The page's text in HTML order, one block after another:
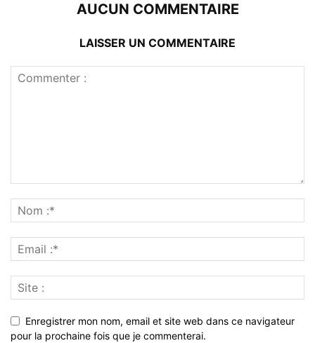
AUCUN COMMENTAIRE
LAISSER UN COMMENTAIRE
Enregistrer mon nom, email et site web dans ce navigateur
pour la prochaine fois que je commenterai.